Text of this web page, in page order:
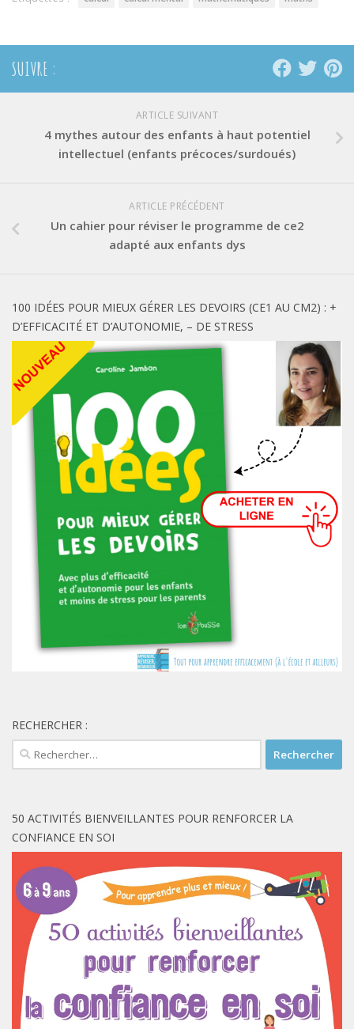
SUIVRE :
ARTICLE SUIVANT
4 mythes autour des enfants à haut potentiel
intellectuel (enfants précoces/surdoués)
ARTICLE PRÉCÉDENT
Un cahier pour réviser le programme de ce2
adapté aux enfants dys
100 IDÉES POUR MIEUX GÉRER LES DEVOIRS (CE1 AU CM2) : +
D’EFFICACITÉ ET D’AUTONOMIE, – DE STRESS
RECHERCHER :
Rechercher :
50 ACTIVITÉS BIENVEILLANTES POUR RENFORCER LA
CONFIANCE EN SOI